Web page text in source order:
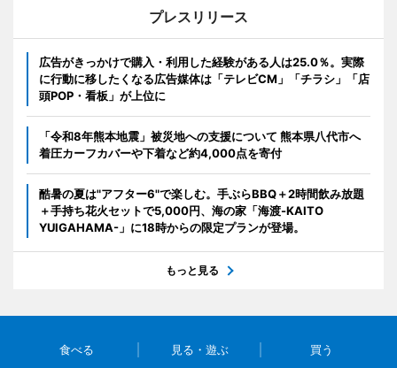
プレスリリース
広告がきっかけで購入・利用した経験がある人は25.0％。実際
に行動に移したくなる広告媒体は「テレビCM」「チラシ」「店
頭POP・看板」が上位に
「令和8年熊本地震」被災地への支援について 熊本県八代市へ
着圧カーフカバーや下着など約4,000点を寄付
酷暑の夏は"アフター6"で楽しむ。手ぶらBBQ＋2時間飲み放題
＋手持ち花火セットで5,000円、海の家「海渡-KAITO
YUIGAHAMA-」に18時からの限定プランが登場。
もっと見る
食べる 見る・遊ぶ 買う